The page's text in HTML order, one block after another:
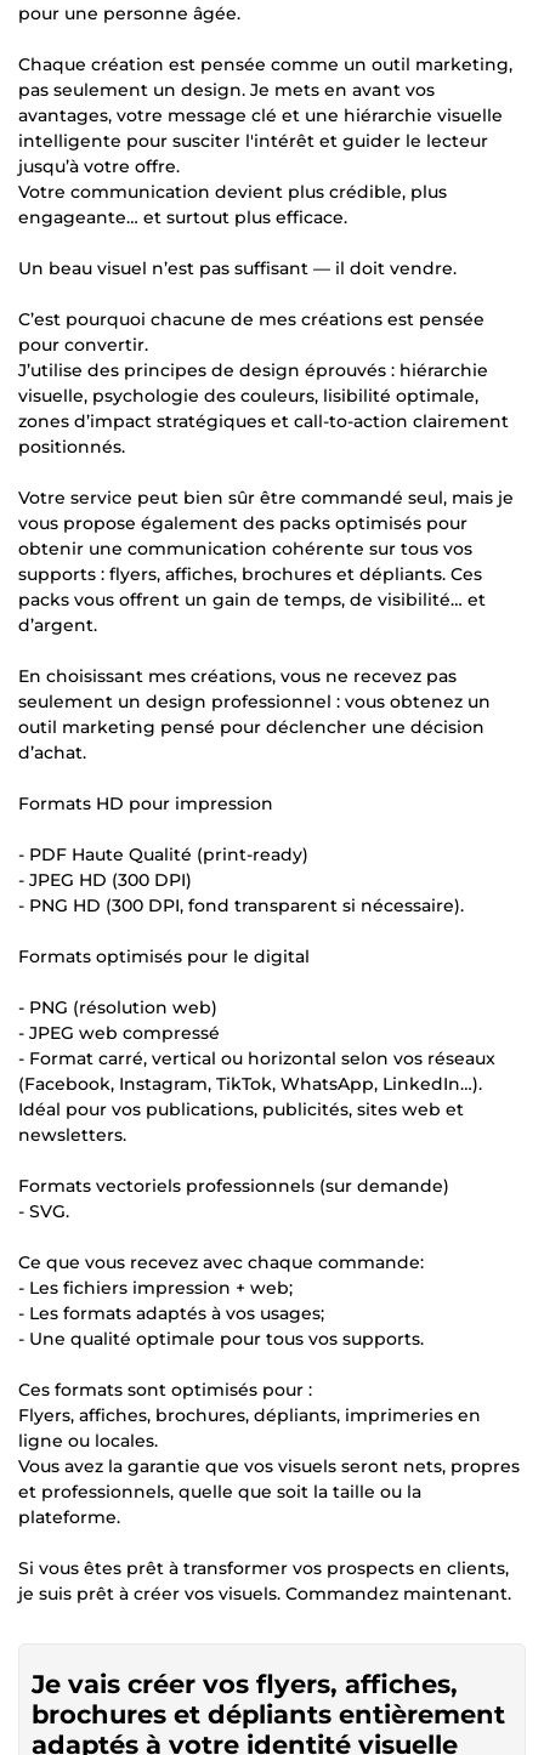
pour une personne âgée.
Chaque création est pensée comme un outil marketing,
pas seulement un design. Je mets en avant vos
avantages, votre message clé et une hiérarchie visuelle
intelligente pour susciter l'intérêt et guider le lecteur
jusqu’à votre offre.
Votre communication devient plus crédible, plus
engageante… et surtout plus efficace.
Un beau visuel n’est pas suffisant — il doit vendre.
C’est pourquoi chacune de mes créations est pensée
pour convertir.
J’utilise des principes de design éprouvés : hiérarchie
visuelle, psychologie des couleurs, lisibilité optimale,
zones d’impact stratégiques et call-to-action clairement
positionnés.
Votre service peut bien sûr être commandé seul, mais je
vous propose également des packs optimisés pour
obtenir une communication cohérente sur tous vos
supports : flyers, affiches, brochures et dépliants. Ces
packs vous offrent un gain de temps, de visibilité… et
d’argent.
En choisissant mes créations, vous ne recevez pas
seulement un design professionnel : vous obtenez un
outil marketing pensé pour déclencher une décision
d’achat.
Formats HD pour impression
- PDF Haute Qualité (print-ready)
- JPEG HD (300 DPI)
- PNG HD (300 DPI, fond transparent si nécessaire).
Formats optimisés pour le digital
- PNG (résolution web)
- JPEG web compressé
- Format carré, vertical ou horizontal selon vos réseaux
(Facebook, Instagram, TikTok, WhatsApp, LinkedIn…).
Idéal pour vos publications, publicités, sites web et
newsletters.
Formats vectoriels professionnels (sur demande)
- SVG.
Ce que vous recevez avec chaque commande:
- Les fichiers impression + web;
- Les formats adaptés à vos usages;
- Une qualité optimale pour tous vos supports.
Ces formats sont optimisés pour :
Flyers, affiches, brochures, dépliants, imprimeries en
ligne ou locales.
Vous avez la garantie que vos visuels seront nets, propres
et professionnels, quelle que soit la taille ou la
plateforme.
Si vous êtes prêt à transformer vos prospects en clients,
je suis prêt à créer vos visuels. Commandez maintenant.
Je vais créer vos flyers, affiches,
brochures et dépliants entièrement
adaptés à votre identité visuelle